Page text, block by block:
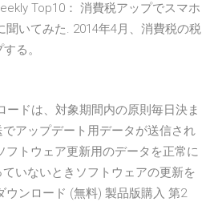
Top10： 消費税アップでスマホ
聞いてみた. 2014年4月、消費税の税
る。
ードは、対象期間内の原則毎日決ま
アップデート用データが送信され
フトウェア更新用のデータを正常に
いないときソフトウェアの更新を
ウンロード (無料) 製品版購入 第2